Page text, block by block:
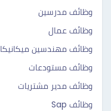
وظائف مدرسين
وظائف عمال
وظائف مهندسين ميكانيكا
وظائف مستودعات
وظائف مدير مشتريات
وظائف Sap